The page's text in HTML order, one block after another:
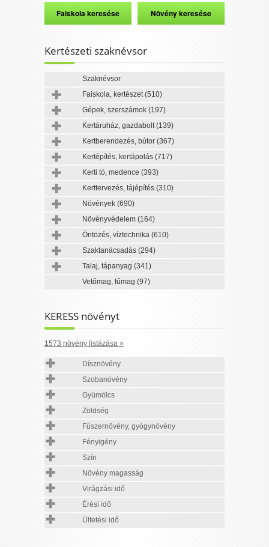
Kertészeti szaknévsor
Szaknévsor
Faiskola, kertészet(510)
Gépek, szerszámok (197)
Kertáruház, gazdabolt(139)
Kertberendezés, bútor (367)
Kertépítés, kertápolás (717)
Kerti tó, medence (393)
Kerttervezés, tájépítés (310)
Növények (690)
Növényvédelem (164)
Öntözés, víztechnika (610)
Szaktanácsadás (294)
Talaj, tápanyag (341)
Vetőmag, fűmag (97)
KERESS növényt
1573 növény listázása »
Dísznövény
Szobanövény
Gyümölcs
Zöldség
Fűszernövény, gyógynövény
Fényigény
Szín
Növény magasság
Virágzási idő
Érési idő
Ültetési idő